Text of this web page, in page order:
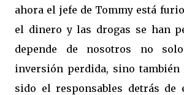
ahora el jefe de Tommy está
el dinero y las drogas se han
depende de nosotros no
inversión perdida, sino también
sido el responsables detrás de